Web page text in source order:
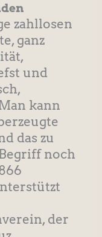
zahllosen
ganz
und
kann
das zu
noch
der